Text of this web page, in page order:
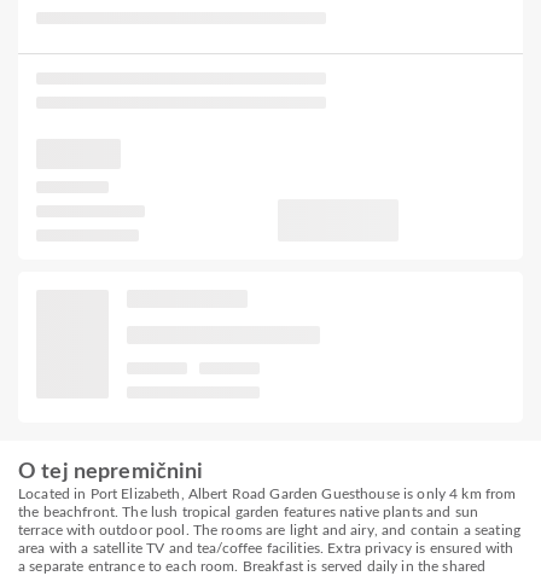
O tej nepremičnini
Located in Port Elizabeth, Albert Road Garden Guesthouse is only 4 km from
the beachfront. The lush tropical garden features native plants and sun
terrace with outdoor pool. The rooms are light and airy, and contain a seating
area with a satellite TV and tea/coffee facilities. Extra privacy is ensured with
a separate entrance to each room. Breakfast is served daily in the shared